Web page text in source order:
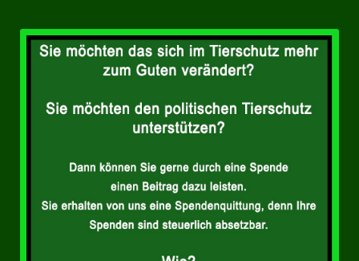
Landtagswahl Sachsen 2024
Landtagswahl Berlin 2021/23
Landtagswahl Mecklenburg – Vorpommern 2021
Kommunalwahl Nordrhein-Westfalen 2020
Bürgerschaftswahl Hamburg 2020